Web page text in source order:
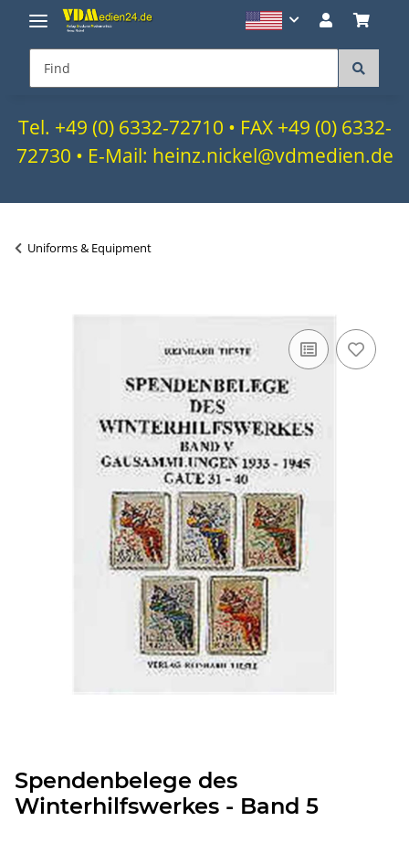
Tel. +49 (0) 6332-72710 • FAX +49 (0) 6332-
72730 • E-Mail: heinz.nickel@vdmedien.de
Uniforms & Equipment
Spendenbelege des
Winterhilfswerkes - Band 5